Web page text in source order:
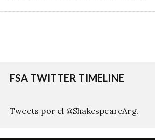
FSA TWITTER TIMELINE
Tweets por el @ShakespeareArg.